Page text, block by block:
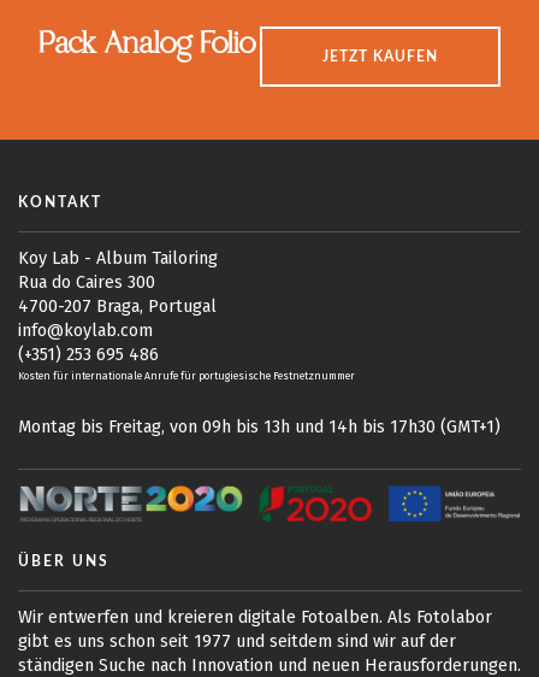
Pack Analog Folio JETZT KAUFEN
KONTAKT
Koy Lab - Album Tailoring
Rua do Caires 300
4700-207 Braga, Portugal
info@koylab.com
(+351) 253 695 486
Kosten für internationale Anrufe für portugiesische Festnetznummer
Montag bis Freitag, von 09h bis 13h und 14h bis 17h30 (GMT+1)
ÜBER UNS
Wir entwerfen und kreieren digitale Fotoalben. Als Fotolabor
gibt es uns schon seit 1977 und seitdem sind wir auf der
ständigen Suche nach Innovation und neuen Herausforderungen.